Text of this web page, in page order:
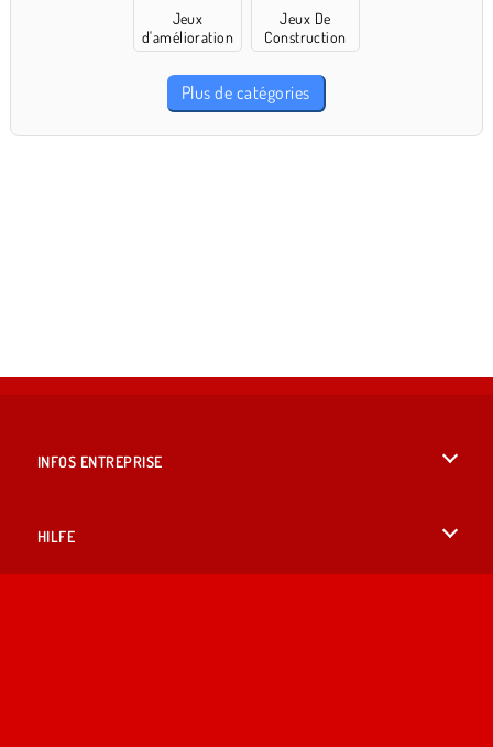
Jeux
d'amélioration
Jeux De
Construction
Plus de catégories
INFOS ENTREPRISE
HILFE